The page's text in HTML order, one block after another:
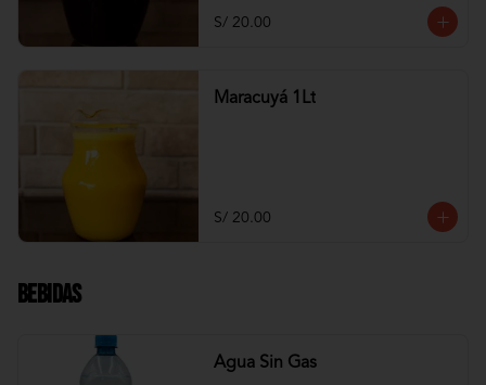
S/ 20.00
Maracuyá 1Lt
S/ 20.00
Bebidas
Agua Sin Gas